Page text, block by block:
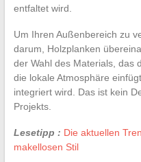
entfaltet wird.
Um Ihren Außenbereich zu
darum, Holzplanken
der Wahl des Materials, das
die lokale Atmosphäre
integriert wird. Das ist kein
Projekts.
Lesetipp : Die aktuellen
makellosen Stil